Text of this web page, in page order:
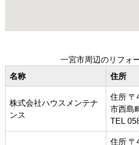
一宮市周辺のリフォ
名称 住所
株式会社ハウスメンテナ
ンス
住所 〒
市西島
TEL
住所 〒